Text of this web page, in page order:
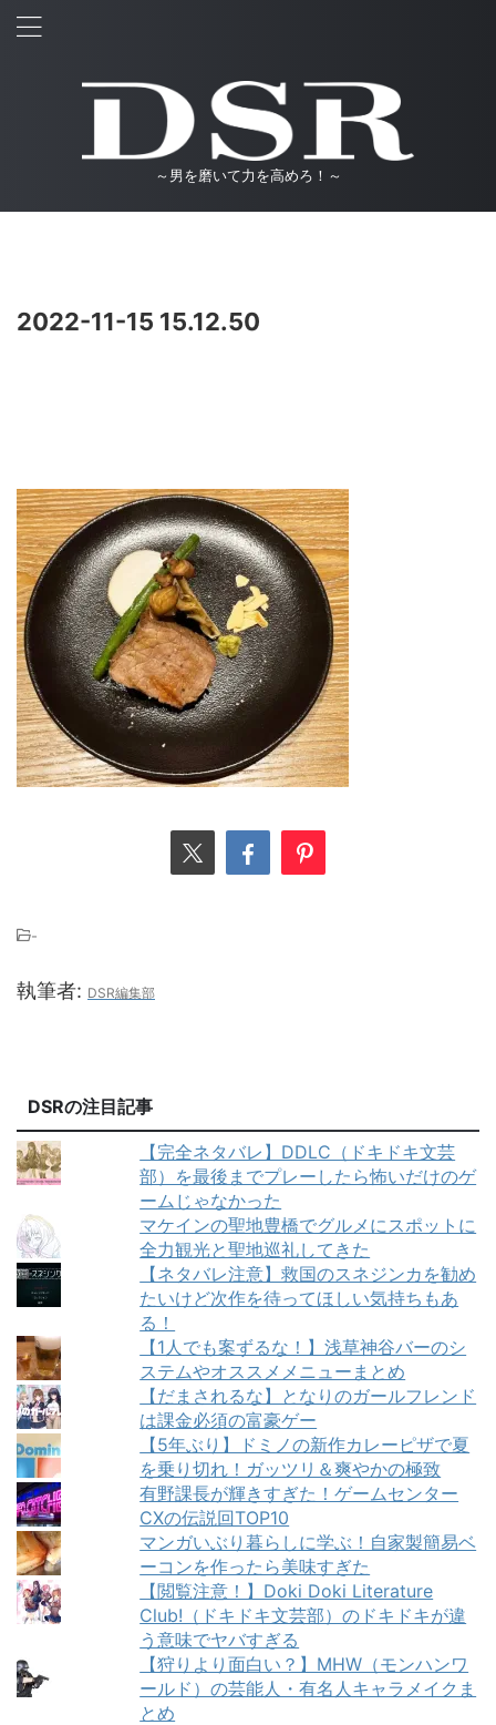
～男を磨いて力を高めろ！～
2022-11-15 15.12.50
-
執筆者: DSR編集部
DSRの注目記事
【完全ネタバレ】DDLC（ドキドキ文芸
部）を最後までプレーしたら怖いだけのゲ
ームじゃなかった
マケインの聖地豊橋でグルメにスポットに
全力観光と聖地巡礼してきた
【ネタバレ注意】救国のスネジンカを勧め
たいけど次作を待ってほしい気持ちもあ
る！
【1人でも案ずるな！】浅草神谷バーのシ
ステムやオススメメニューまとめ
【だまされるな】となりのガールフレンド
は課金必須の富豪ゲー
【5年ぶり】ドミノの新作カレーピザで夏
を乗り切れ！ガッツリ＆爽やかの極致
有野課長が輝きすぎた！ゲームセンター
CXの伝説回TOP10
マンガいぶり暮らしに学ぶ！自家製簡易ベ
ーコンを作ったら美味すぎた
【閲覧注意！】Doki Doki Literature
Club!（ドキドキ文芸部）のドキドキが違
う意味でヤバすぎる
【狩りより面白い？】MHW（モンハンワ
ールド）の芸能人・有名人キャラメイクま
とめ